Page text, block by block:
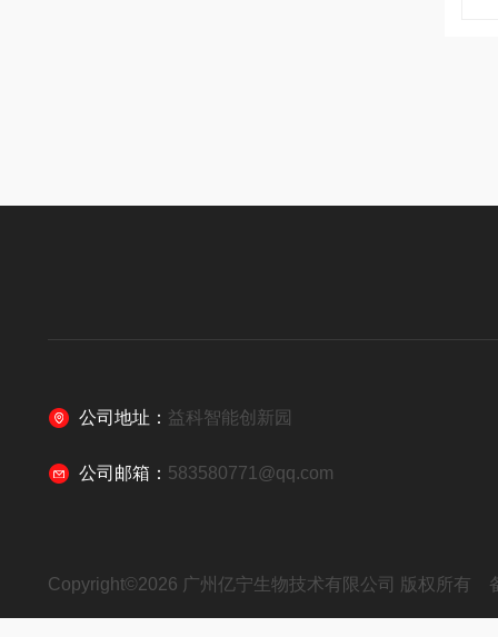
公司地址： 益科智能创新园
公司邮箱： 583580771@qq.com
Copyright©2026 广州亿宁生物技术有限公司 版权所有